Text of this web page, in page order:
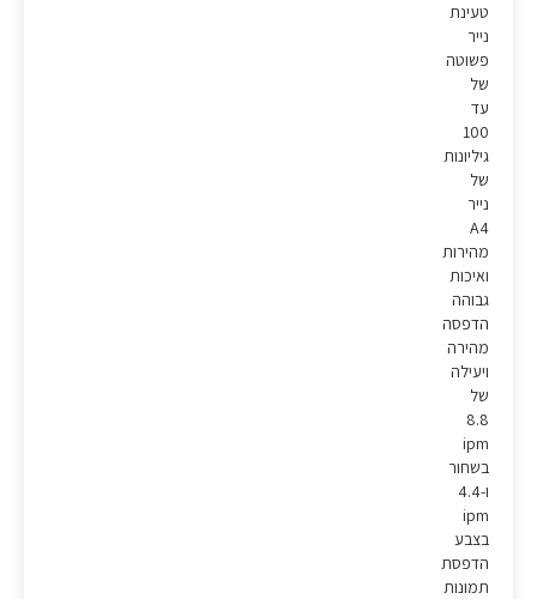
טעינת
נייר
פשוטה
של
עד
100
גיליונות
של
נייר
A4
מהירות
ואיכות
גבוהה
הדפסה
מהירה
ויעילה
של
8.8
ipm
בשחור
ו-4.4
ipm
בצבע
הדפסת
תמונות